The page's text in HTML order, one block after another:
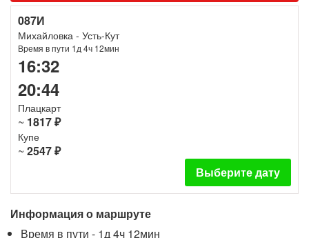
087И
Михайловка - Усть-Кут
Время в пути 1д 4ч 12мин
16:32
20:44
Плацкарт
~ 1817 ₽
Купе
~ 2547 ₽
Выберите дату
Информация о маршруте
Время в пути - 1д 4ч 12мин